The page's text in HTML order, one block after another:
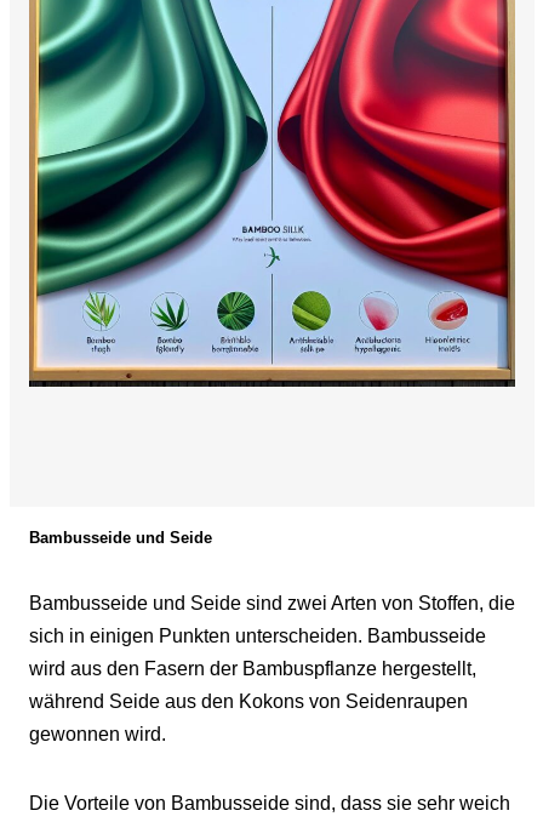
Bambusseide und Seide
Bambusseide und Seide sind zwei Arten von Stoffen, die
sich in einigen Punkten unterscheiden. Bambusseide
wird aus den Fasern der Bambuspflanze hergestellt,
während Seide aus den Kokons von Seidenraupen
gewonnen wird.
Die Vorteile von Bambusseide sind, dass sie sehr weich